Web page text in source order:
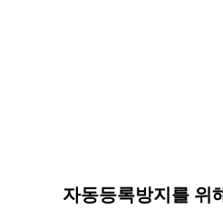
자동등록방지를 위